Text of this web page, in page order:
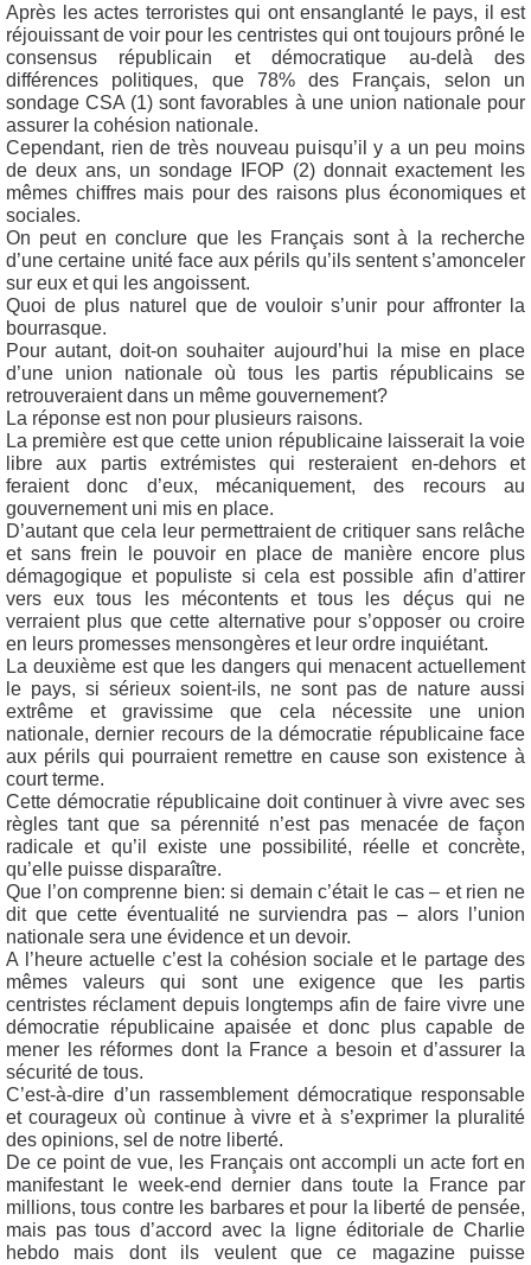
Après les actes terroristes qui ont ensanglanté le pays, il est
réjouissant de voir pour les centristes qui ont toujours prôné le
consensus républicain et démocratique au-delà des
différences politiques, que 78% des Français, selon un
sondage CSA (1) sont favorables à une union nationale pour
assurer la cohésion nationale.
Cependant, rien de très nouveau puisqu’il y a un peu moins
de deux ans, un sondage IFOP (2) donnait exactement les
mêmes chiffres mais pour des raisons plus économiques et
sociales.
On peut en conclure que les Français sont à la recherche
d’une certaine unité face aux périls qu’ils sentent s’amonceler
sur eux et qui les angoissent.
Quoi de plus naturel que de vouloir s’unir pour affronter la
bourrasque.
Pour autant, doit-on souhaiter aujourd’hui la mise en place
d’une union nationale où tous les partis républicains se
retrouveraient dans un même gouvernement?
La réponse est non pour plusieurs raisons.
La première est que cette union républicaine laisserait la voie
libre aux partis extrémistes qui resteraient en-dehors et
feraient donc d’eux, mécaniquement, des recours au
gouvernement uni mis en place.
D’autant que cela leur permettraient de critiquer sans relâche
et sans frein le pouvoir en place de manière encore plus
démagogique et populiste si cela est possible afin d’attirer
vers eux tous les mécontents et tous les déçus qui ne
verraient plus que cette alternative pour s’opposer ou croire
en leurs promesses mensongères et leur ordre inquiétant.
La deuxième est que les dangers qui menacent actuellement
le pays, si sérieux soient-ils, ne sont pas de nature aussi
extrême et gravissime que cela nécessite une union
nationale, dernier recours de la démocratie républicaine face
aux périls qui pourraient remettre en cause son existence à
court terme.
Cette démocratie républicaine doit continuer à vivre avec ses
règles tant que sa pérennité n’est pas menacée de façon
radicale et qu’il existe une possibilité, réelle et concrète,
qu’elle puisse disparaître.
Que l’on comprenne bien: si demain c’était le cas – et rien ne
dit que cette éventualité ne surviendra pas – alors l’union
nationale sera une évidence et un devoir.
A l’heure actuelle c’est la cohésion sociale et le partage des
mêmes valeurs qui sont une exigence que les partis
centristes réclament depuis longtemps afin de faire vivre une
démocratie républicaine apaisée et donc plus capable de
mener les réformes dont la France a besoin et d’assurer la
sécurité de tous.
C’est-à-dire d’un rassemblement démocratique responsable
et courageux où continue à vivre et à s’exprimer la pluralité
des opinions, sel de notre liberté.
De ce point de vue, les Français ont accompli un acte fort en
manifestant le week-end dernier dans toute la France par
millions, tous contre les barbares et pour la liberté de pensée,
mais pas tous d’accord avec la ligne éditoriale de Charlie
hebdo mais dont ils veulent que ce magazine puisse